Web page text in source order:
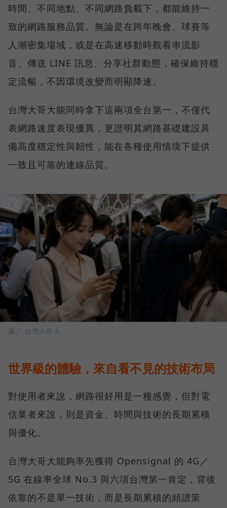
時間、不同地點、不同網路負載下，都能維持一
致的網路服務品質。無論是在跨年晚會、球賽等
人潮密集場域，或是在高速移動時觀看串流影
音、傳送 LINE 訊息、分享社群動態，確保維持穩
定流暢，不因環境改變而明顯降速。
台灣大哥大能同時拿下這兩項全台第一，不僅代
表網路速度表現優異，更證明其網路基礎建設具
備高度穩定性與韌性，能在各種使用情境下提供
一致且可靠的連線品質。
圖／ 台灣大哥大
世界級的體驗，來自看不見的技術布局
對使用者來說，網路很好用是一種感覺，但對電
信業者來說，則是資金、時間與技術的長期累積
與優化。
台灣大哥大能夠率先獲得 Opensignal 的 4G／
5G 在線率全球 No.3 與六項台灣第一肯定，背後
依靠的不是單一技術，而是長期累積的頻譜策